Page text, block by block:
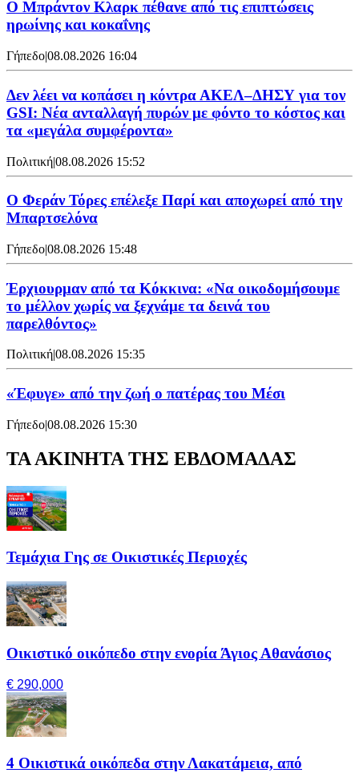
Ο Μπράντον Κλαρκ πέθανε από τις επιπτώσεις
ηρωίνης και κοκαΐνης
Γήπεδο|08.08.2026 16:04
Δεν λέει να κοπάσει η κόντρα ΑΚΕΛ–ΔΗΣΥ για τον
GSI: Νέα ανταλλαγή πυρών με φόντο το κόστος και
τα «μεγάλα συμφέροντα»
Πολιτική|08.08.2026 15:52
Ο Φεράν Τόρες επέλεξε Παρί και αποχωρεί από την
Μπαρτσελόνα
Γήπεδο|08.08.2026 15:48
Έρχιουρμαν από τα Κόκκινα: «Να οικοδομήσουμε
το μέλλον χωρίς να ξεχνάμε τα δεινά του
παρελθόντος»
Πολιτική|08.08.2026 15:35
«Έφυγε» από την ζωή ο πατέρας του Μέσι
Γήπεδο|08.08.2026 15:30
ΤΑ ΑΚΙΝΗΤΑ ΤΗΣ ΕΒΔΟΜΑΔΑΣ
Τεμάχια Γης σε Οικιστικές Περιοχές
Οικιστικό οικόπεδο στην ενορία Άγιος Αθανάσιος
€ 290,000
4 Οικιστικά οικόπεδα στην Λακατάμεια, από